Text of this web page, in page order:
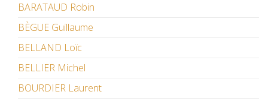
BARATAUD Robin
BÈGUE Guillaume
BELLAND Loïc
BELLIER Michel
BOURDIER Laurent